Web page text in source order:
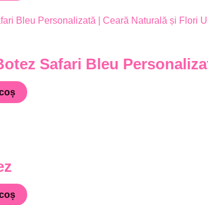
Safari Bleu